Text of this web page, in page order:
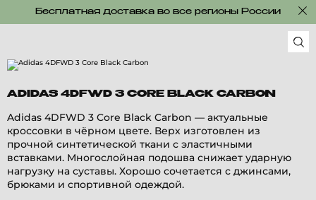
Бесплатная доставка во все регионы России
ADIDAS 4DFWD 3 CORE BLACK CARBON
Adidas 4DFWD 3 Core Black Carbon — актуальные
кроссовки в чёрном цвете. Верх изготовлен из
прочной синтетической ткани с эластичными
вставками. Многослойная подошва снижает ударную
нагрузку на суставы. Хорошо сочетается с джинсами,
брюками и спортивной одеждой.